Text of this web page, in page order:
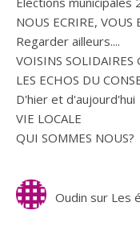
NOUS ECRIRE, VOUS
Regarder ailleurs....
VOISINS SOLIDAIRES
LES ECHOS DU
D'hier et d'aujourd'hui
VIE LOCALE
QUI SOMMES NOUS?
Oudin sur Les